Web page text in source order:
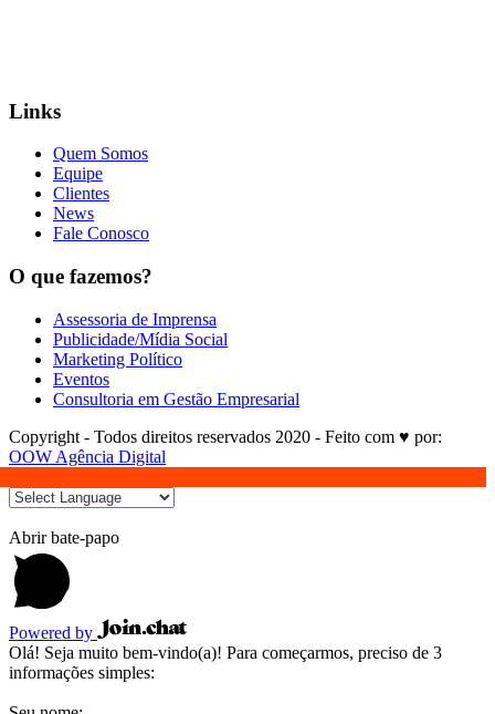
Links
Quem Somos
Equipe
Clientes
News
Fale Conosco
O que fazemos?
Assessoria de Imprensa
Publicidade/Mídia Social
Marketing Político
Eventos
Consultoria em Gestão Empresarial
Copyright - Todos direitos reservados 2020 - Feito com ♥ por:
OOW Agência Digital
Abrir bate-papo
Powered by
Olá! Seja muito bem-vindo(a)! Para começarmos, preciso de 3
informações simples: